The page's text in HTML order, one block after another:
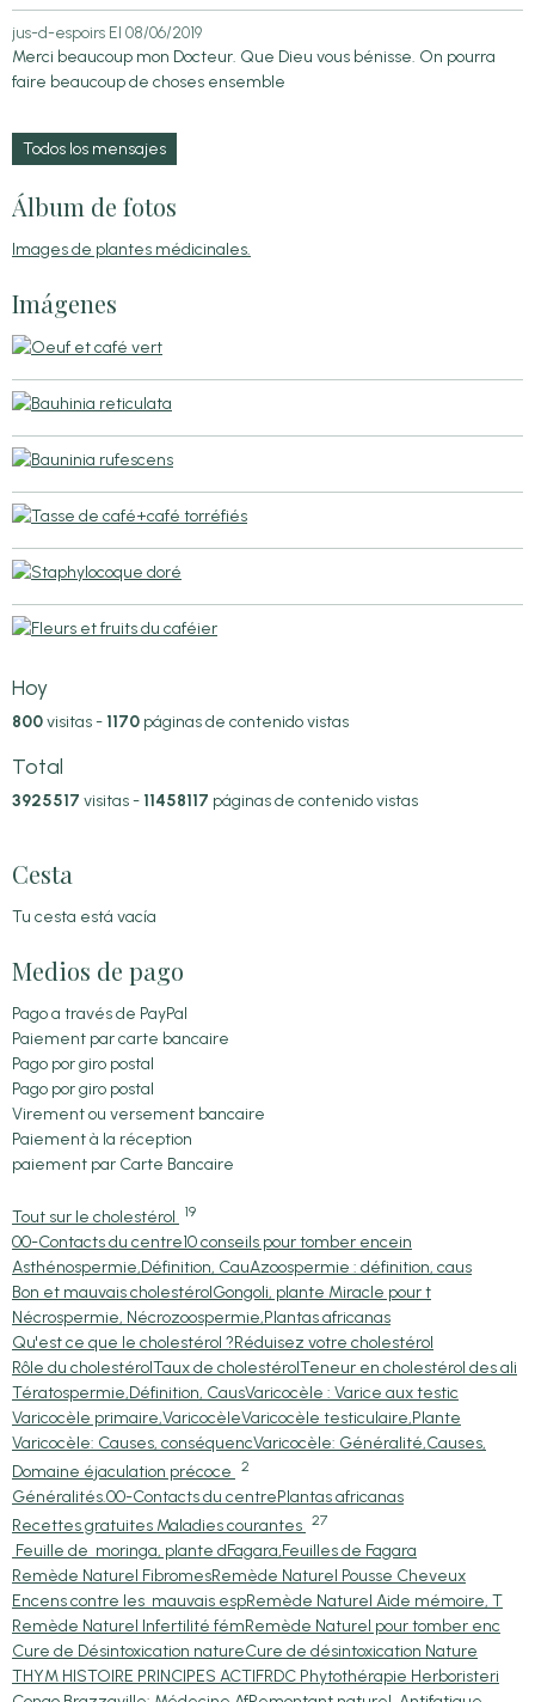
jus-d-espoirs El 08/06/2019
Merci beaucoup mon Docteur. Que Dieu vous bénisse. On pourra
faire beaucoup de choses ensemble
Todos los mensajes
Álbum de fotos
Images de plantes médicinales.
Imágenes
Hoy
800visitas - 1170 páginas de contenido vistas
Total
3925517 visitas - 11458117 páginas de contenido vistas
Cesta
Tu cesta está vacía
Medios de pago
Pago a través de PayPal
Paiement par carte bancaire
Pago por giro postal
Pago por giro postal
Virement ou versement bancaire
Paiement à la réception
paiement par Carte Bancaire
Tout sur le cholestérol 19
00-Contacts du centre10 conseils pour tomber encein
Asthénospermie,Définition, CauAzoospermie : définition, caus
Bon et mauvais cholestérolGongoli, plante Miracle pour t
Nécrospermie, Nécrozoospermie,Plantas africanas
Qu'est ce que le cholestérol ?Réduisez votre cholestérol
Rôle du cholestérolTaux de cholestérolTeneur en cholestérol des ali
Tératospermie,Définition, CausVaricocèle : Varice aux testic
Varicocèle primaire,VaricocèleVaricocèle testiculaire,Plante
Varicocèle: Causes, conséquencVaricocèle: Généralité,Causes,
Domaine éjaculation précoce
2
Généralités.00-Contacts du centrePlantas africanas
Recettes gratuites Maladies courantes 27
Feuille de moringa, plante dFagara,Feuilles de Fagara
Remède Naturel FibromesRemède Naturel Pousse Cheveux
Encens contre les mauvais espRemède Naturel Aide mémoire, T
Remède Naturel Infertilité fémRemède Naturel pour tomber enc
Cure de Désintoxication natureCure de désintoxication Nature
THYM HISTOIRE PRINCIPES ACTIFRDC Phytothérapie Herboristeri